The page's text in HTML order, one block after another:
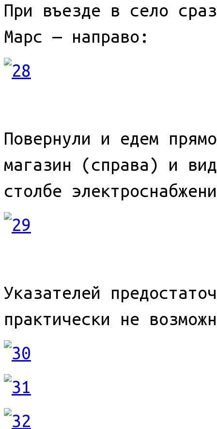
При въезде в село
Марс — направо:
Повернули и едем
магазин (справа) и
столбе
Указателей
практически не